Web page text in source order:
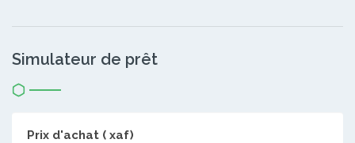
Simulateur de prêt
Prix d'achat ( xaf)